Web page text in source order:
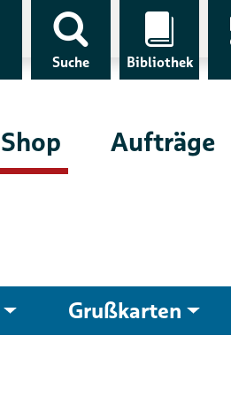
Suche Bibliothek
Shop Aufträge
Grußkarten